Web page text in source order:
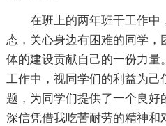
在班上的两年班干工作中
态，关心身边有困难的同学，
体的建设贡献自己的一份力量
工作中，视同学们的利益为己
题，为同学们提供了一个良
深信凭借我吃苦耐劳的精神和